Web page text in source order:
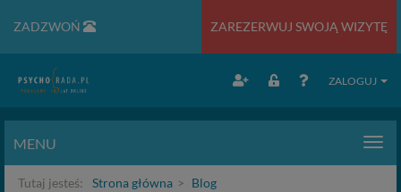
ZADZWOŃ ZAREZERWUJ SWOJĄ WIZYTĘ
ZALOGUJ
MENU
Tutaj jesteś: Strona główna
Blog